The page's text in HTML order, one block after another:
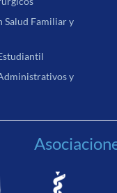
Salud Familiar y
y